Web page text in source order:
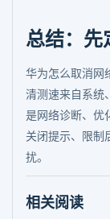
总结：先
华为怎么取消网
清测速来自系统
是网络诊断、优
关闭提示、限制
扰。
相关阅读